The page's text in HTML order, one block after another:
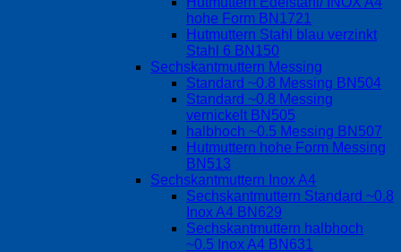
hohe Form BN1721
Hutmuttern Stahl blau verzinkt
Stahl 6 BN150
Sechskantmuttern Messing
Standard ~0.8 Messing BN504
Standard ~0.8 Messing
vernickelt BN505
halbhoch ~0.5 Messing BN507
Hutmuttern hohe Form Messing
BN513
Sechskantmuttern Inox A4
Sechskantmuttern Standard ~0.8
Inox A4 BN629
Sechskantmuttern halbhoch
~0.5 Inox A4 BN631